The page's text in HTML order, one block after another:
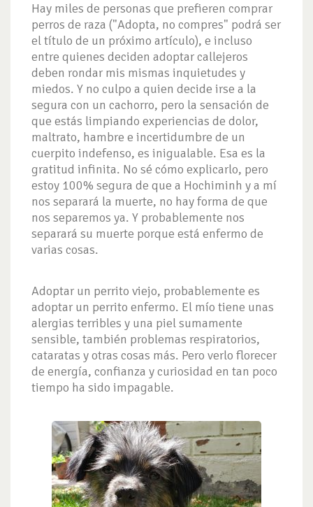
Hay miles de personas que prefieren comprar
perros de raza ("Adopta, no compres" podrá ser
el título de un próximo artículo), e incluso
entre quienes deciden adoptar callejeros
deben rondar mis mismas inquietudes y
miedos. Y no culpo a quien decide irse a la
segura con un cachorro, pero la sensación de
que estás limpiando experiencias de dolor,
maltrato, hambre e incertidumbre de un
cuerpito indefenso, es inigualable. Esa es la
gratitud infinita. No sé cómo explicarlo, pero
estoy 100% segura de que a Hochiminh y a mí
nos separará la muerte, no hay forma de que
nos separemos ya. Y probablemente nos
separará su muerte porque está enfermo de
varias cosas.
Adoptar un perrito viejo, probablemente es
adoptar un perrito enfermo. El mío tiene unas
alergias terribles y una piel sumamente
sensible, también problemas respiratorios,
cataratas y otras cosas más. Pero verlo florecer
de energía, confianza y curiosidad en tan poco
tiempo ha sido impagable.